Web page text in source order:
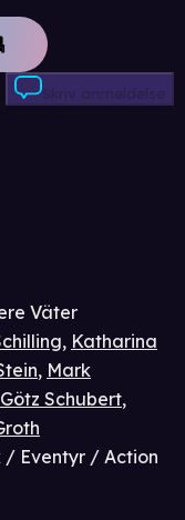
Skriv anmeldelse
Väter
, Katharina
, Mark
Götz Schubert,
Eventyr / Action